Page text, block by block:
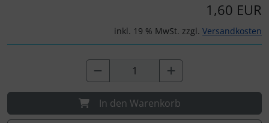
1,60 EUR
inkl. 19 % MwSt. zzgl. Versandkosten
In den Warenkorb